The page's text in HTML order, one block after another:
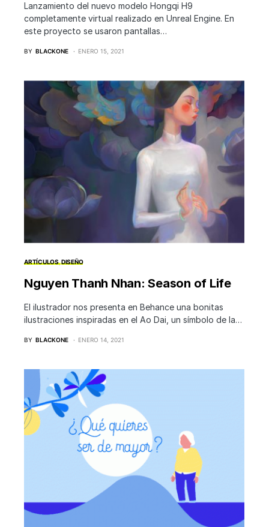
Lanzamiento del nuevo modelo Hongqi H9
completamente virtual realizado en Unreal Engine. En
este proyecto se usaron pantallas…
BY BLACKONE ENERO 15, 2021
ARTÍCULOS DISEÑO
Nguyen Thanh Nhan: Season of Life
El ilustrador nos presenta en Behance una bonitas
ilustraciones inspiradas en el Ao Dai, un símbolo de la…
BY BLACKONE ENERO 14, 2021